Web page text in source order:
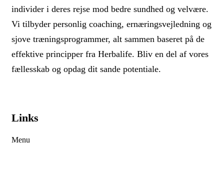
individer i deres rejse mod bedre sundhed og velvære.
Vi tilbyder personlig coaching, ernæringsvejledning og
sjove træningsprogrammer, alt sammen baseret på de
effektive principper fra Herbalife. Bliv en del af vores
fællesskab og opdag dit sande potentiale.
Links
Menu